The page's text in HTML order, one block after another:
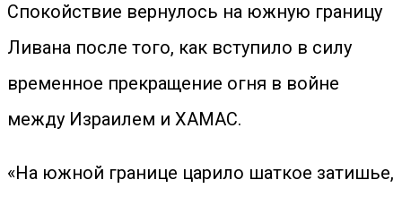
Спокойствие вернулось на южную границу
Ливана после того, как вступило в силу
временное прекращение огня в войне
между Израилем и ХАМАС.
«На южной границе царило шаткое затишье,